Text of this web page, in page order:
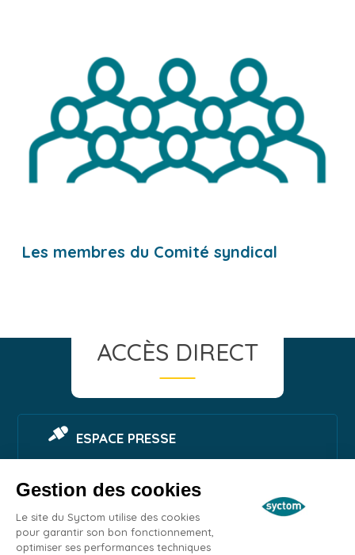
Gestion des cookies
Le site du Syctom utilise des cookies
pour garantir son bon fonctionnement,
optimiser ses performances techniques
Les membres du Comité syndical
ACCÈS DIRECT
ESPACE PRESSE
SIGNALER UNE NUISANCE
ESPACE EMPLOI